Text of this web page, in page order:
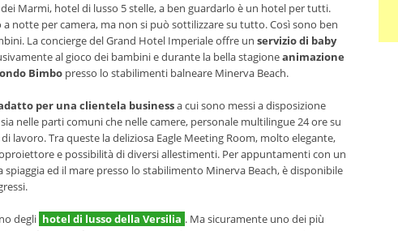
Marmi, hotel di lusso 5 stelle, a ben guardarlo è un hotel per tutti.
notte per camera, ma non si può sottilizzare su tutto. Così sono ben
La concierge del Grand Hotel Imperiale offre un servizio di baby
al gioco dei bambini e durante la bella stagioneanimazione
Bimbo presso lo stabilimenti balneare Minerva Beach.
per una clientela businessa cui sono messi a disposizione
nelle parti comuni che nelle camere, personale multilingue 24 ore su
lavoro. Tra queste la deliziosa Eagle Meeting Room, molto elegante,
e possibilità di diversi allestimenti. Per appuntamenti con un
ed il mare presso lo stabilimento Minerva Beach, è disponibile
degli hotel di lusso della Versilia . Ma sicuramente uno dei più